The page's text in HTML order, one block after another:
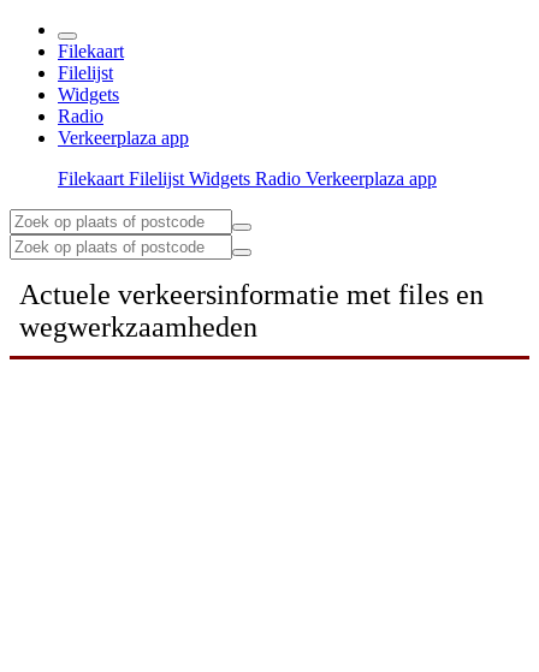
Filekaart
Filelijst
Widgets
Radio
Verkeerplaza app
Filekaart Filelijst Widgets Radio Verkeerplaza app
Actuele verkeersinformatie met files en
wegwerkzaamheden